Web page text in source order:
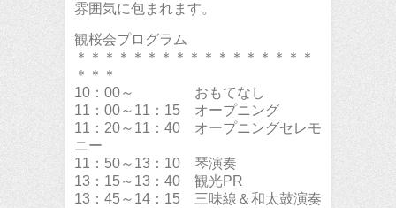
雰囲気に包まれます。
観桜会プログラム
＊＊＊＊＊＊＊＊＊＊＊＊＊＊＊＊＊
＊＊＊
10：00～ おもてなし
11：00～11：15 オープニング
11：20～11：40 オープニングセレモ
ニー
11：50～13：10 琴演奏
13：15～13：40 観光PR
13：45～14：15 三味線＆和太鼓演奏